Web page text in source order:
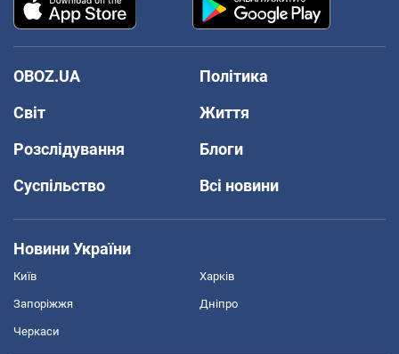
OBOZ.UA
Політика
Світ
Життя
Розслідування
Блоги
Суспільство
Всі новини
Новини України
Київ Харків
Запоріжжя Дніпро
Черкаси